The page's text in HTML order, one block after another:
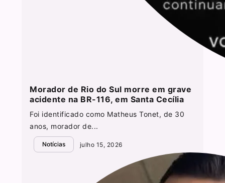
Morador de Rio do Sul morre em grave
acidente na BR-116, em Santa Cecília
Foi identificado como Matheus Tonet, de 30
anos, morador de...
Notícias julho 15, 2026